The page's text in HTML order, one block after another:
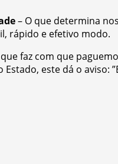
– O que determina
rápido e efetivo modo.
que faz com que
este dá o